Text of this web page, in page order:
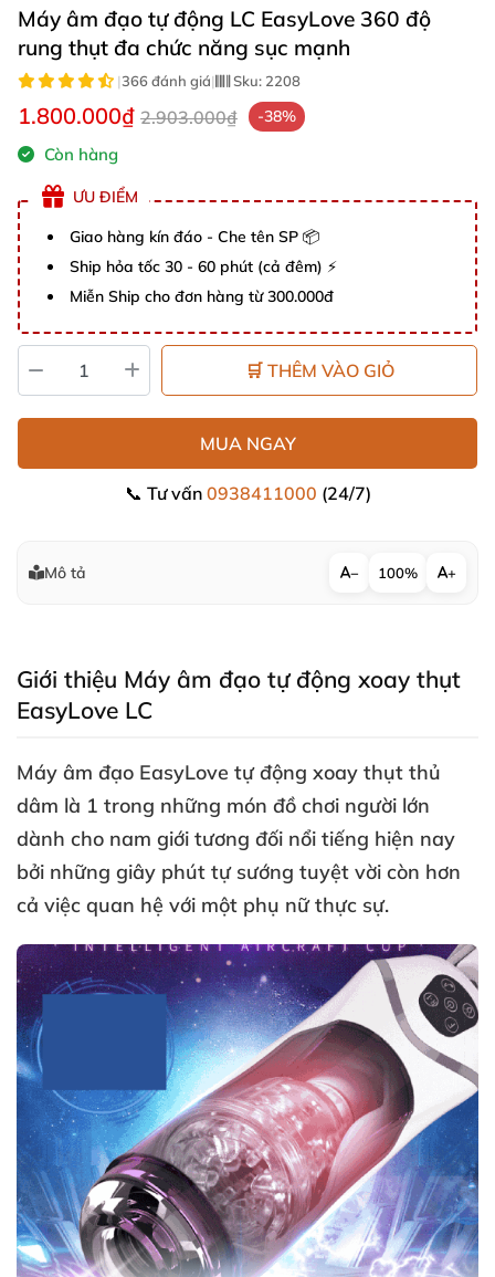
Máy âm đạo tự động LC EasyLove 360 độ
rung thụt đa chức năng sục mạnh
|366 đánh giá| Sku: 2208
1.800.000₫ 2.903.000₫ -38%
Còn hàng
ƯU ĐIỂM
Giao hàng kín đáo - Che tên SP 📦
Ship hỏa tốc 30 - 60 phút (cả đêm) ⚡
Miễn Ship cho đơn hàng từ 300.000đ
🛒 THÊM VÀO GIỎ
MUA NGAY
📞 Tư vấn 0938411000 (24/7)
Mô tả − 100% +
Giới thiệu Máy âm đạo tự động xoay thụt
EasyLove LC
Máy âm đạo EasyLove tự động xoay thụt thủ
dâm là 1 trong những món đồ chơi người lớn
dành cho nam giới tương đối nổi tiếng hiện nay
bởi những giây phút tự sướng tuyệt vời còn hơn
cả việc quan hệ với một phụ nữ thực sự.